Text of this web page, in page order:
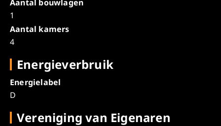
Aantal bouwlagen
1
Aantal kamers
4
Energieverbruik
Energielabel
D
Vereniging van Eigenaren